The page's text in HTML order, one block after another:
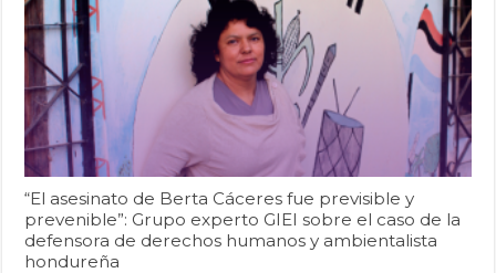
“El asesinato de Berta Cáceres fue previsible y
prevenible”: Grupo experto GIEI sobre el caso de la
defensora de derechos humanos y ambientalista
hondureña